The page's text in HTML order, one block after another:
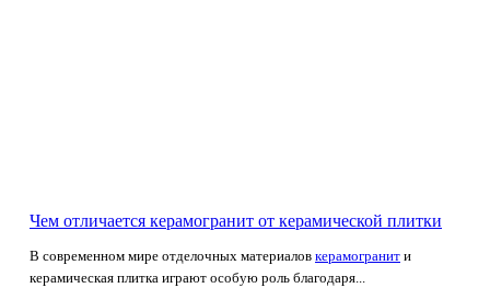
Чем отличается керамогранит от керамической плитки
В современном мире отделочных материалов керамогранит и
керамическая плитка играют особую роль благодаря...